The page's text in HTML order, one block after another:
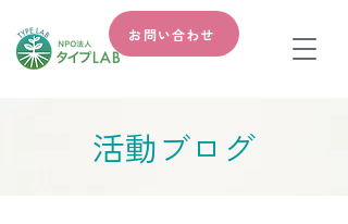
お問い合わせ
​活動ブログ